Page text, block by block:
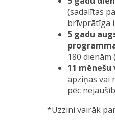
(sadalītas
brīvprātīga
5 gadu
180
11
apziņas vai
pēc
*Uzzini vairāk